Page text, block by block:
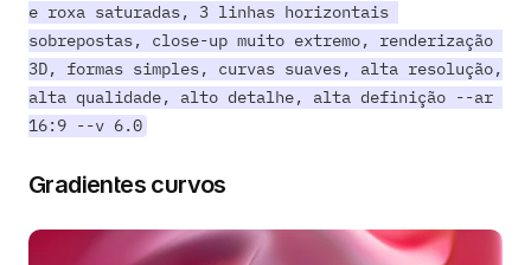
e roxa saturadas, 3 linhas horizontais
sobrepostas, close-up muito extremo, renderização
3D, formas simples, curvas suaves, alta resolução,
alta qualidade, alto detalhe, alta definição --ar
16:9 --v 6.0
Gradientes curvos